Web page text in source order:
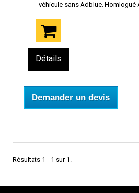
véhicule sans Adblue. Homlogué
Détails
Demander un devis
Résultats 1 - 1 sur 1.